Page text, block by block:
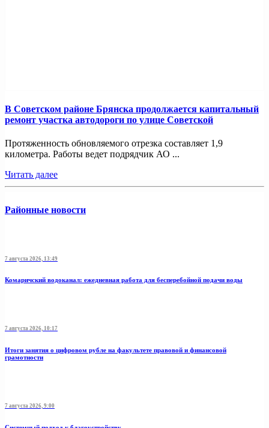
В Советском районе Брянска продолжается капитальный
ремонт участка автодороги по улице Советской
Протяженность обновляемого отрезка составляет 1,9
километра. Работы ведет подрядчик АО ...
Читать далее
Районные новости
7 августа 2026, 13:49
Комаричский водоканал: ежедневная работа для бесперебойной подачи воды
7 августа 2026, 10:17
Итоги занятия о цифровом рубле на факультете правовой и финансовой
грамотности
7 августа 2026, 9:00